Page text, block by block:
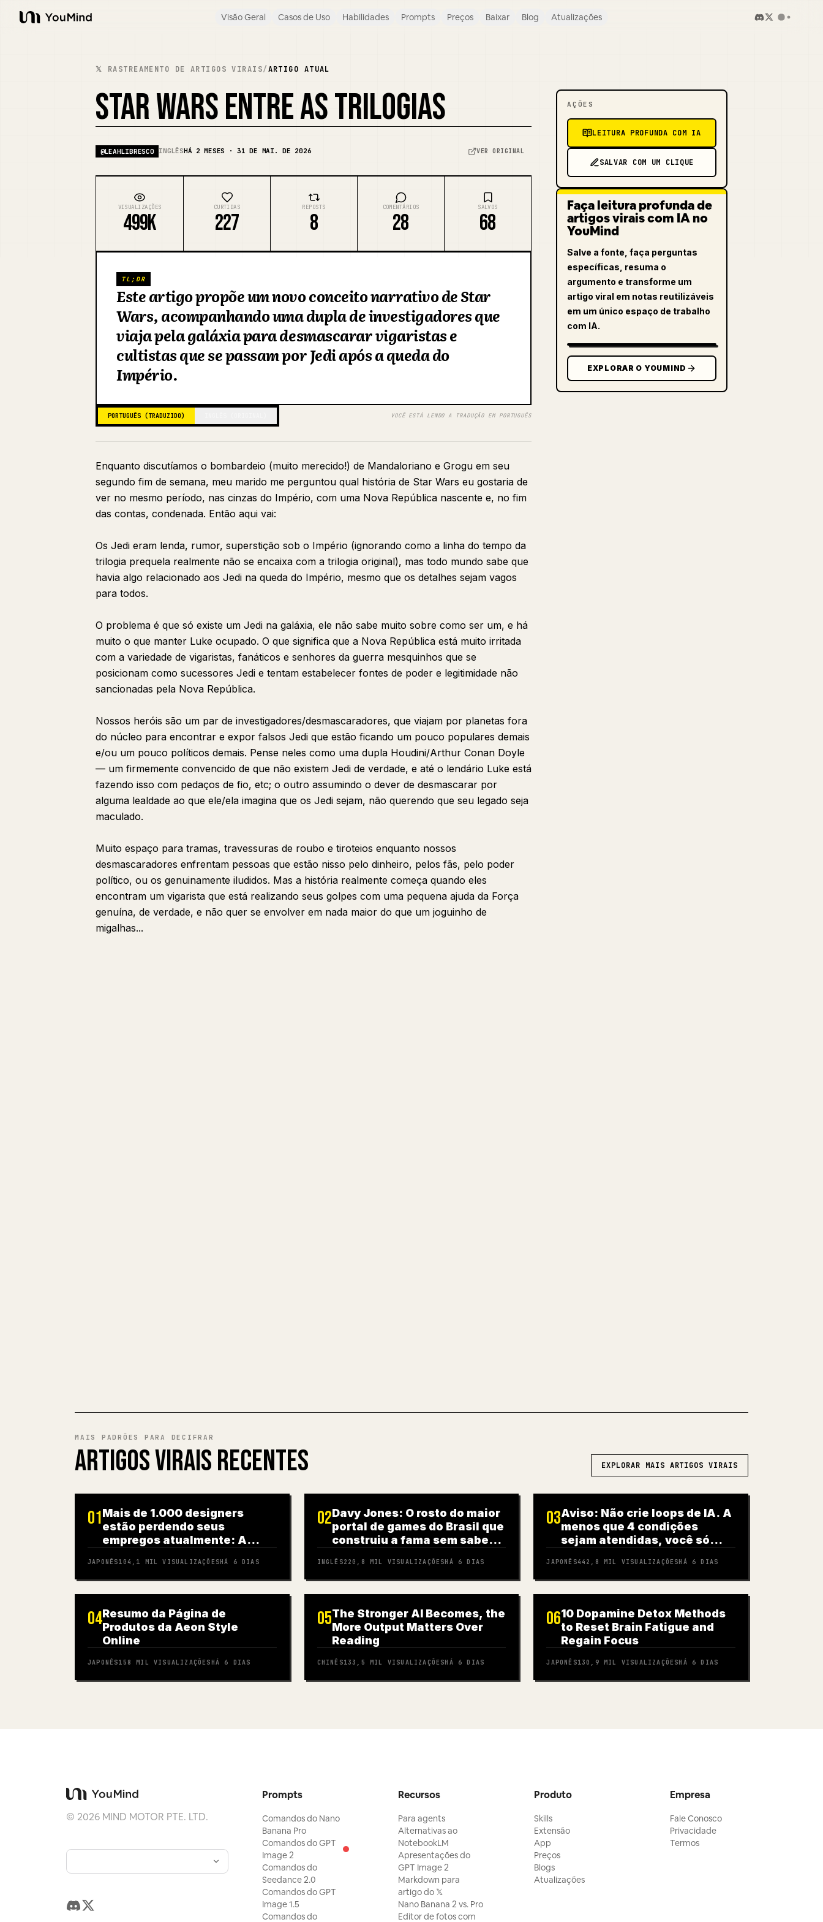
YouMind
Visão Geral Casos de Uso Habilidades Prompts Preços Baixar Blog Atualizações
𝕏 RASTREAMENTO DE ARTIGOS VIRAIS/ARTIGO ATUAL
STAR WARS ENTRE AS TRILOGIAS
@LEAHLIBRESCO INGLÊSHÁ 2 MESES · 31 DE MAI. DE 2026 VER ORIGINAL
VISUALIZAÇÕES
499K
CURTIDAS
227
REPOSTS
8
COMENTÁRIOS
28
SALVOS
68
TL;DR
Este artigo propõe um novo conceito narrativo de Star
Wars, acompanhando uma dupla de investigadores que
viaja pela galáxia para desmascarar vigaristas e
cultistas que se passam por Jedi após a queda do
Império.
PORTUGUÊS (TRADUZIDO) VOCÊ ESTÁ LENDO A TRADUÇÃO EM PORTUGUÊS
Enquanto discutíamos o bombardeio (muito merecido!) de Mandaloriano e Grogu em seu
segundo fim de semana, meu marido me perguntou qual história de Star Wars eu gostaria de
ver no mesmo período, nas cinzas do Império, com uma Nova República nascente e, no fim
das contas, condenada. Então aqui vai:
Os Jedi eram lenda, rumor, superstição sob o Império (ignorando como a linha do tempo da
trilogia prequela realmente não se encaixa com a trilogia original), mas todo mundo sabe que
havia algo relacionado aos Jedi na queda do Império, mesmo que os detalhes sejam vagos
para todos.
O problema é que só existe um Jedi na galáxia, ele não sabe muito sobre como ser um, e há
muito o que manter Luke ocupado. O que significa que a Nova República está muito irritada
com a variedade de vigaristas, fanáticos e senhores da guerra mesquinhos que se
posicionam como sucessores Jedi e tentam estabelecer fontes de poder e legitimidade não
sancionadas pela Nova República.
Nossos heróis são um par de investigadores/desmascaradores, que viajam por planetas fora
do núcleo para encontrar e expor falsos Jedi que estão ficando um pouco populares demais
e/ou um pouco políticos demais. Pense neles como uma dupla Houdini/Arthur Conan Doyle
— um firmemente convencido de que não existem Jedi de verdade, e até o lendário Luke está
fazendo isso com pedaços de fio, etc; o outro assumindo o dever de desmascarar por
alguma lealdade ao que ele/ela imagina que os Jedi sejam, não querendo que seu legado seja
maculado.
Muito espaço para tramas, travessuras de roubo e tiroteios enquanto nossos
desmascaradores enfrentam pessoas que estão nisso pelo dinheiro, pelos fãs, pelo poder
político, ou os genuinamente iludidos. Mas a história realmente começa quando eles
encontram um vigarista que está realizando seus golpes com uma pequena ajuda da Força
genuína, de verdade, e não quer se envolver em nada maior do que um joguinho de
migalhas...
AÇÕES
LEITURA PROFUNDA COM IA
SALVAR COM UM CLIQUE
Faça leitura profunda de
artigos virais com IA no
YouMind
Salve a fonte, faça perguntas
específicas, resuma o
argumento e transforme um
artigo viral em notas reutilizáveis
em um único espaço de trabalho
com IA.
EXPLORAR O YOUMIND
MAIS PADRÕES PARA DECIFRAR
ARTIGOS VIRAIS RECENTES EXPLORAR MAIS ARTIGOS VIRAIS
01Mais de 1.000 designers
estão perdendo seus
empregos atualmente: A
JAPONÊS104,1 MIL VISUALIZAÇÕESHÁ 6 DIAS
02Davy Jones: O rosto do maior
portal de games do Brasil que
construiu a fama sem saber
INGLÊS220,8 MIL VISUALIZAÇÕESHÁ 6 DIAS
03Aviso: Não crie loops de IA. A
menos que 4 condições
sejam atendidas, você só
JAPONÊS442,8 MIL VISUALIZAÇÕESHÁ 6 DIAS
04Resumo da Página de
Produtos da Aeon Style
Online
JAPONÊS158 MIL VISUALIZAÇÕESHÁ 6 DIAS
05The Stronger AI Becomes, the
More Output Matters Over
Reading
CHINÊS133,5 MIL VISUALIZAÇÕESHÁ 6 DIAS
0610 Dopamine Detox Methods
to Reset Brain Fatigue and
Regain Focus
JAPONÊS130,9 MIL VISUALIZAÇÕESHÁ 6 DIAS
© 2026MIND MOTOR PTE. LTD.
Prompts
Comandos do Nano
Banana Pro
Comandos do GPT
Image 2
Comandos do
Seedance 2.0
Comandos do GPT
Image 1.5
Comandos do
Recursos
Para agents
Alternativas ao
NotebookLM
Apresentações do
GPT Image 2
Markdown para
artigo do 𝕏
Nano Banana 2 vs. Pro
Editor de fotos com
Produto
Skills
Extensão
App
Preços
Blogs
Atualizações
Empresa
Fale Conosco
Privacidade
Termos